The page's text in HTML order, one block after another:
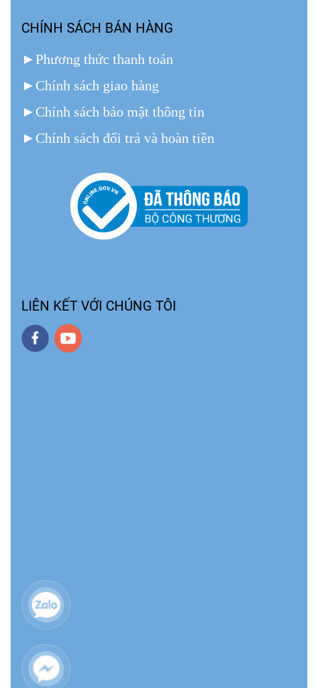
CHÍNH SÁCH BÁN HÀNG
►Phương thức thanh toán
► Chính sách giao hàng
► Chính sách bảo mật thông tin
► Chính sách đổi trả và hoàn tiền
LIÊN KẾT VỚI CHÚNG TÔI